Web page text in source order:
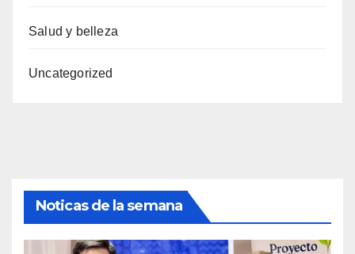
Salud y belleza
Uncategorized
Noticas de la semana